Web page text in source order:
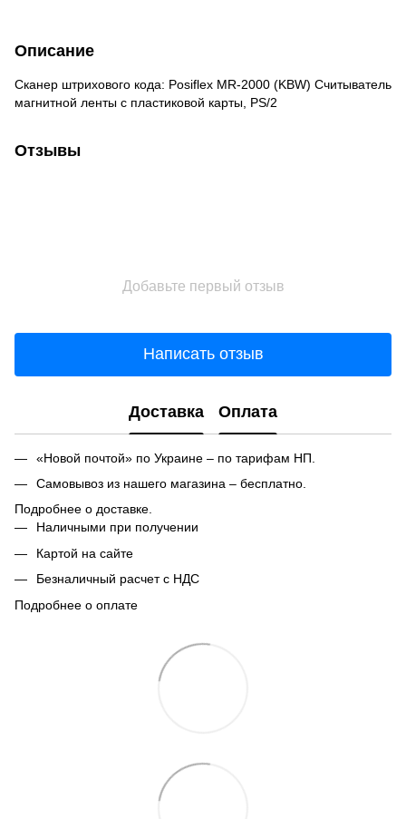
Описание
Сканер штрихового кода: Posiflex MR-2000 (KBW) Считыватель
магнитной ленты с пластиковой карты, PS/2
Отзывы
Добавьте первый отзыв
Написать отзыв
Доставка Оплата
«Новой почтой» по Украине – по тарифам НП.
Самовывоз из нашего магазина – бесплатно.
Подробнее о доставке.
Наличными при получении
Картой на сайте
Безналичный расчет с НДС
Подробнее о оплате